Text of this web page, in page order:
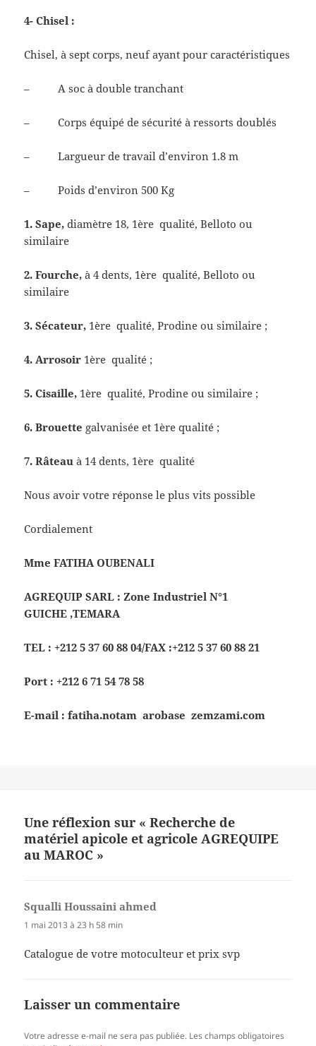
4- Chisel :
Chisel, à sept corps, neuf ayant pour caractéristiques
– A soc à double tranchant
– Corps équipé de sécurité à ressorts doublés
– Largueur de travail d’environ 1.8 m
– Poids d’environ 500 Kg
1.Sape, diamètre 18, 1ère qualité, Belloto ou
similaire
2.Fourche,à 4 dents, 1ère qualité, Belloto ou
similaire
3.Sécateur, 1ère qualité, Prodine ou similaire ;
4.Arrosoir 1ère qualité ;
5.Cisaille, 1ère qualité, Prodine ou similaire ;
6.Brouette galvanisée et 1ère qualité ;
7.Râteauà 14 dents, 1ère qualité
Nous avoir votre réponse le plus vits possible
Cordialement
Mme FATIHA OUBENALI
AGREQUIP SARL : Zone Industriel N°1
GUICHE ,TEMARA
TEL : +212 5 37 60 88 04/FAX :+212 5 37 60 88 21
Port : +212 6 71 54 78 58
E-mail : fatiha.notam arobase zemzami.com
Une réflexion sur « Recherche de
matériel apicole et agricole AGREQUIPE
au MAROC »
Squalli Houssaini ahmed
1 mai 2013 à 23 h 58 min
Catalogue de votre motoculteur et prix svp
Laisser un commentaire
Votre adresse e-mail ne sera pas publiée. Les champs obligatoires